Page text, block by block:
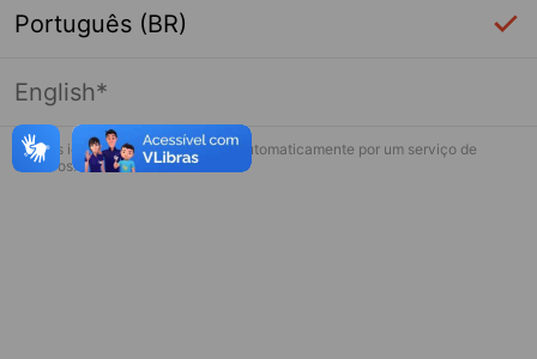
Página indisponível
Desculpe, algo deu errado. Faça login
Português (BR)
English*
* Esses idiomas serão traduzidos automaticamente por um serviço de
terceiros.